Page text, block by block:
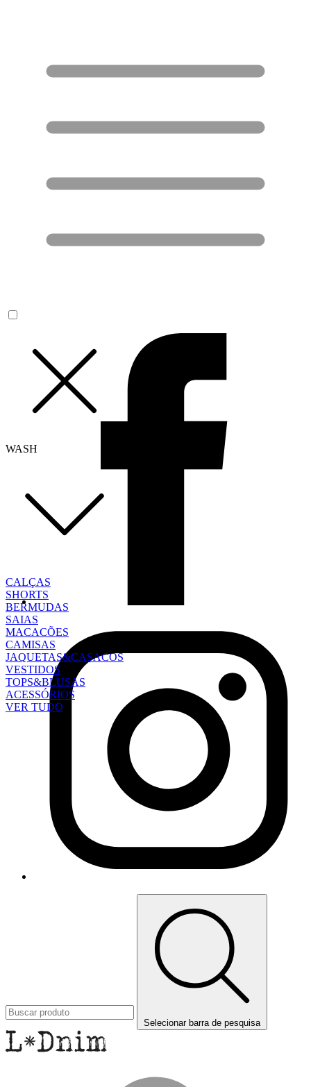
WASH
CALÇAS
SHORTS
BERMUDAS
SAIAS
MACACÕES
CAMISAS
JAQUETAS&CASACOS
VESTIDOS
TOPS&BLUSAS
ACESSÓRIOS
VER TUDO
Selecionar barra de pesquisa